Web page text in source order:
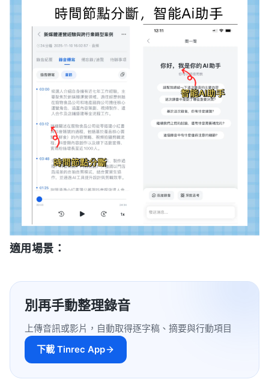
適用場景：
別再手動整理錄音
上傳音訊或影片，自動取得逐字稿、摘要與行動項目
下載 Tinrec App